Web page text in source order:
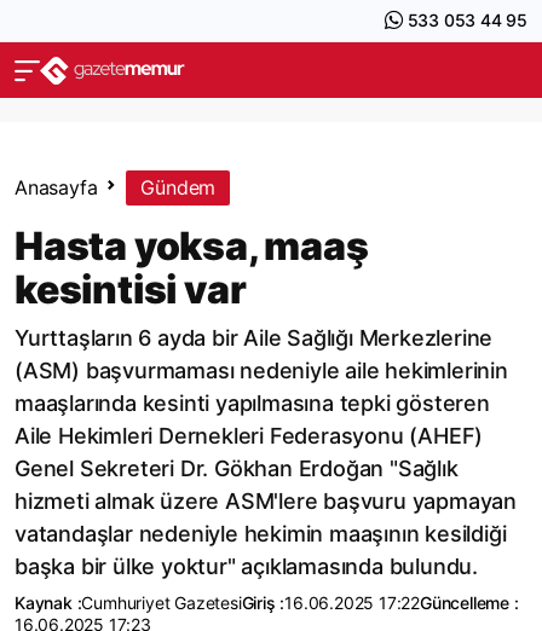
533 053 44 95
Anasayfa Gündem
Hasta yoksa, maaş
kesintisi var
Yurttaşların 6 ayda bir Aile Sağlığı Merkezlerine
(ASM) başvurmaması nedeniyle aile hekimlerinin
maaşlarında kesinti yapılmasına tepki gösteren
Aile Hekimleri Dernekleri Federasyonu (AHEF)
Genel Sekreteri Dr. Gökhan Erdoğan "Sağlık
hizmeti almak üzere ASM'lere başvuru yapmayan
vatandaşlar nedeniyle hekimin maaşının kesildiği
başka bir ülke yoktur" açıklamasında bulundu.
Kaynak :Cumhuriyet GazetesiGiriş :16.06.2025 17:22Güncelleme :
16.06.2025 17:23